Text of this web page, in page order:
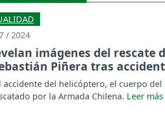
/ 2024
imágenes del rescate
Piñera tras
accidente del helicóptero, el cuerpo
por la Armada Chilena.